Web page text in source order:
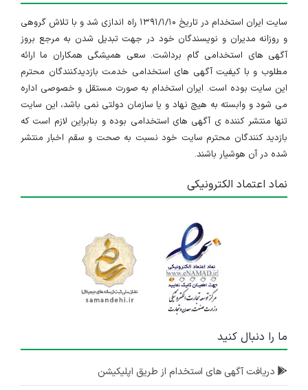
سایت ایران استخدام در تاریخ ۱۳۹۱/۱/۱۰ راه اندازی شد و با تلاش گروهی
و روزانه مدیران و نویسندگان خود در جهت تبدیل شدن به مرجع بروز
آگهی های استخدامی گام برداشت. سعی همیشگی همکاران ما ارائه
مطلوب و با کیفیت آگهی های استخدامی خدمت بازدیدکنندگان محترم
این سایت بوده است. ایران استخدام به صورت مستقل و خصوصی اداره
می شود و وابسته به هیچ نهاد و یا سازمان دولتی نمی باشد، این سایت
تنها منتشر کننده ی آگهی های استخدامی بوده و بنابراین لازم است که
بازدید کنندگان محترم سایت خود نسبت به صحت و سقم اخبار منتشر
شده در آن هوشیار باشند.
نماد اعتماد الکترونیکی
ما را دنبال کنید
دریافت آگهی های استخدام از طریق اپلیکیشن